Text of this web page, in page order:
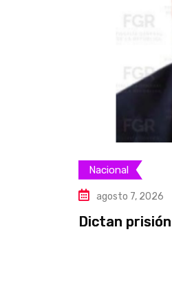
Nacional
agosto 7, 2026
Dictan